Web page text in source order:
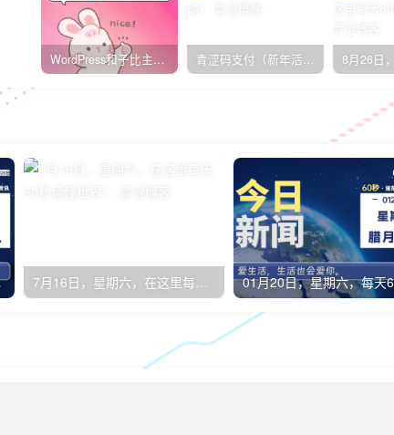
WordPress和子比主题模板&网站美化方法教程-已更新到:23-01-8 青涩码支付（新年活动）
！